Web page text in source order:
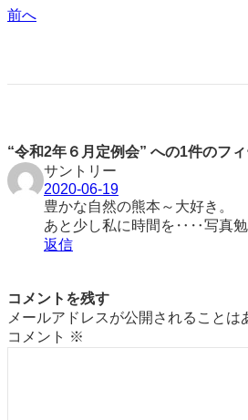
前へ
“令和2年６月定例会” への1件のフ
サントリー
2020-06-19
豊かな自然の熊本～大好き。
あと少し私に時間を‥‥写真勉
返信
コメントを残す
メールアドレスが公開されることは
コメント ※